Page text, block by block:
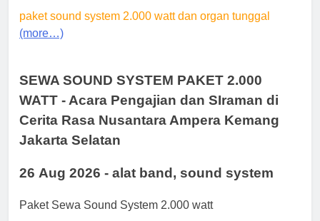
paket sound system 2.000 watt dan organ tunggal
(more…)
SEWA SOUND SYSTEM PAKET 2.000
WATT - Acara Pengajian dan SIraman di
Cerita Rasa Nusantara Ampera Kemang
Jakarta Selatan
26 Aug 2026 - alat band, sound system
Paket Sewa Sound System 2.000 watt